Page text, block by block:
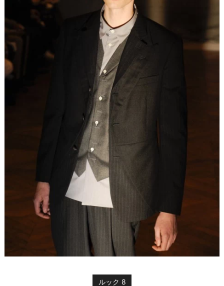
ルック 8